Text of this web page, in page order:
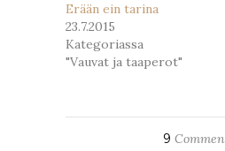
Erään ein tarina
23.7.2015
Kategoriassa
"Vauvat ja taaperot"
9